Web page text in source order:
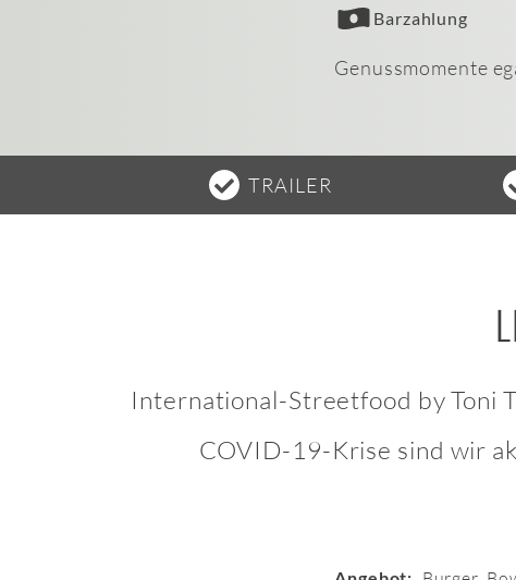
Barzahlung
Genussmomente
TRAILER
International-Streetfood by Toni
COVID-19-Krise sind wir